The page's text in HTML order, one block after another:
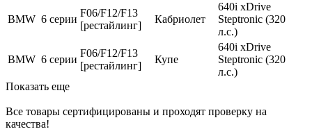
BMW 6 серии
F06/F12/F13
[рестайлинг]
Кабриолет
640i xDrive
Steptronic (320
л.с.)
BMW 6 серии
F06/F12/F13
[рестайлинг]
Купе
640i xDrive
Steptronic (320
л.с.)
Показать еще
Все товары сертифицированы и проходят проверку на
качества!